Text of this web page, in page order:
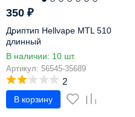
350 ₽
Дриптип Hellvape MTL 510
длинный
В наличии: 10 шт.
Артикул: 56545-35689
2
В корзину